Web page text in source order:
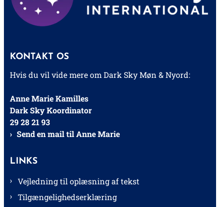
KONTAKT OS
Hvis du vil vide mere om Dark Sky Møn & Nyord:
Anne Marie Kamilles
Dark Sky Koordinator
29 28 21 93
Send en mail til Anne Marie
LINKS
Vejledning til oplæsning af tekst
Tilgængelighedserklæring